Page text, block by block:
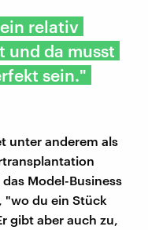
relativ
und da musst
sein."
unter anderem als
Model-Business
"wo du ein Stück
gibt aber auch zu,